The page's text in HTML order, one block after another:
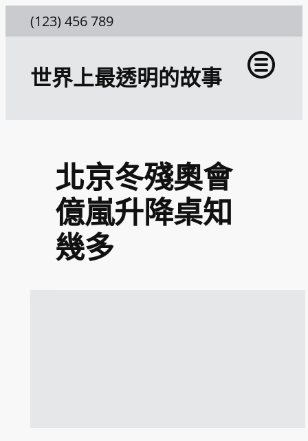
至
(123) 456 789
世界上最透明的故事
北京冬殘奧會
億嵐升降桌知
幾多